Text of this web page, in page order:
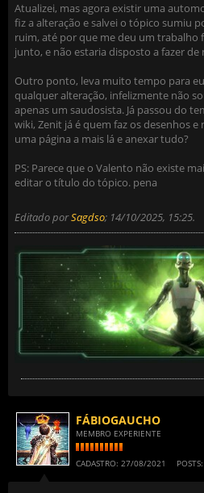
Atualizei, mas agora existir uma
fiz a alteração e salvei o tópico sumiu
ruim, até por que me deu um trabalho
junto, e não estaria disposto a fazer
Outro ponto, leva muito tempo para
qualquer alteração, infelizmente não
apenas um saudosista. Já passou do
wiki, Zenit já é quem faz os desenhos
uma página a mais lá e anexar tudo?
PS: Parece que o Valento não existe
editar o título do tópico. pena
Editado porSagdso; 14/10/2025, 15:25.
FÁBIOGAUCHO
MEMBRO EXPERIENTE
CADASTRO: 27/08/2021 POSTS: